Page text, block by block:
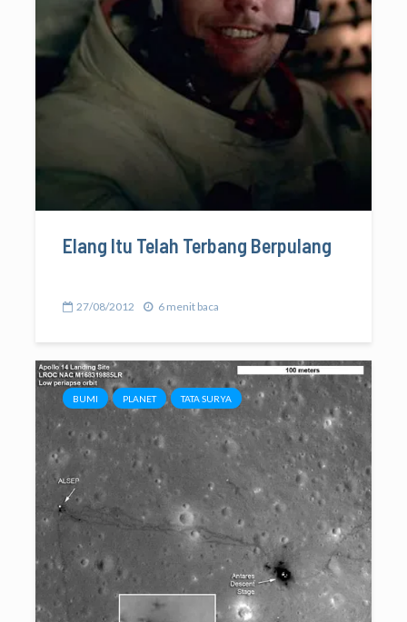
Elang Itu Telah Terbang Berpulang
27/08/2012 6 menit baca
BUMI PLANET TATA SURYA